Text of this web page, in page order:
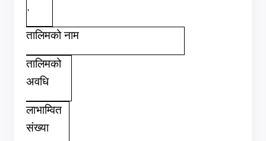
.
तालिमको नाम
तालिमको
अवधि
लाभाम्वित
संख्या